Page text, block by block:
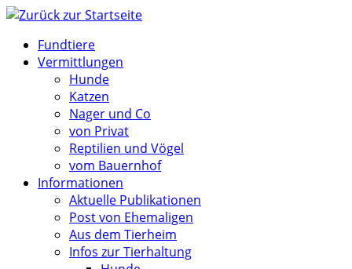
Zum
springenFundtiere
Vermittlungen
Hunde
Katzen
Nager und Co
von Privat
Reptilien und Vögel
vom Bauernhof
Informationen
Aktuelle Publikationen
Post von Ehemaligen
Aus dem Tierheim
Infos zur Tierhaltung